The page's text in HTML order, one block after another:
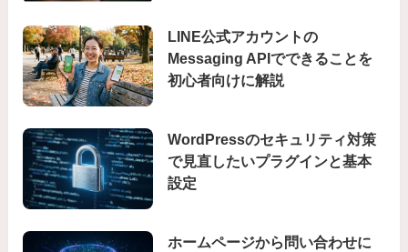
LINE公式アカウントの
Messaging APIでできることを
初心者向けに解説
WordPressのセキュリティ対策
で見直したいプラグインと基本
設定
ホームページから問い合わせに